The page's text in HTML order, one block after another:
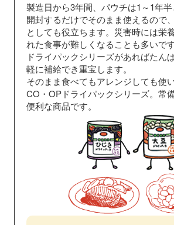
製造日から3年間、パウチは1～1年半
開封するだけでそのまま使えるので
としても役立ちます。災害時には栄
れた食事が難しくなることも多いで
ドライパックシリーズがあればたん
軽に補給でき重宝します。
そのまま食べてもアレンジしても使
CO・OPドライパックシリーズ。常
便利な商品です。